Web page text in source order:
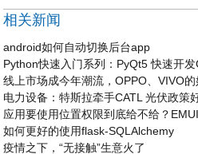
相关新闻
android如何自动切换后台app
Python快速入门系列：PyQt5 快速开
线上市场成今年潮流，OPPO、VIVO
电力设备：特斯拉牵手CATL 光伏政策
应用要使用位置权限到底给不给？
如何更好的使用flask-SQLAlchemy
疫情之下，“无接触”生意火了